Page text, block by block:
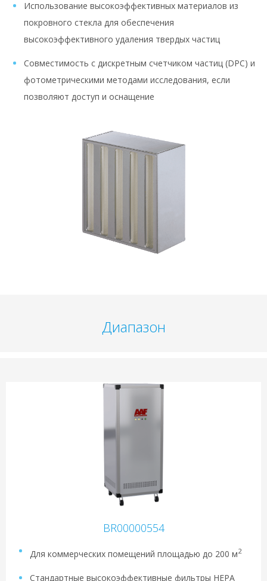
Использование высокоэффективных материалов из
покровного стекла для обеспечения
высокоэффективного удаления твердых частиц
Совместимость с дискретным счетчиком частиц (DPC) и
фотометрическими методами исследования, если
позволяют доступ и оснащение
Диапазон
BR00000554
Для коммерческих помещений площадью до 200 м2
Стандартные высокоэффективные фильтры HEPA